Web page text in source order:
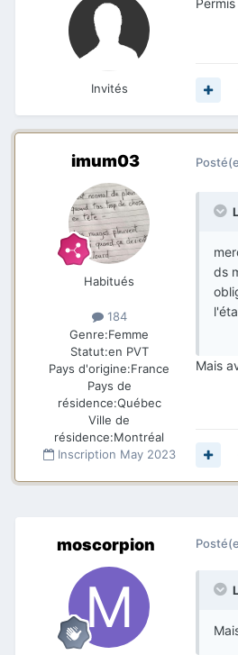
Invités
imum03
Habitués
184
Genre:Femme
Statut:en PVT
Pays d'origine:France
Pays de
résidence:Québec
Ville de
résidence:Montréal
Inscription May 2023
ds
Mais
moscorpion